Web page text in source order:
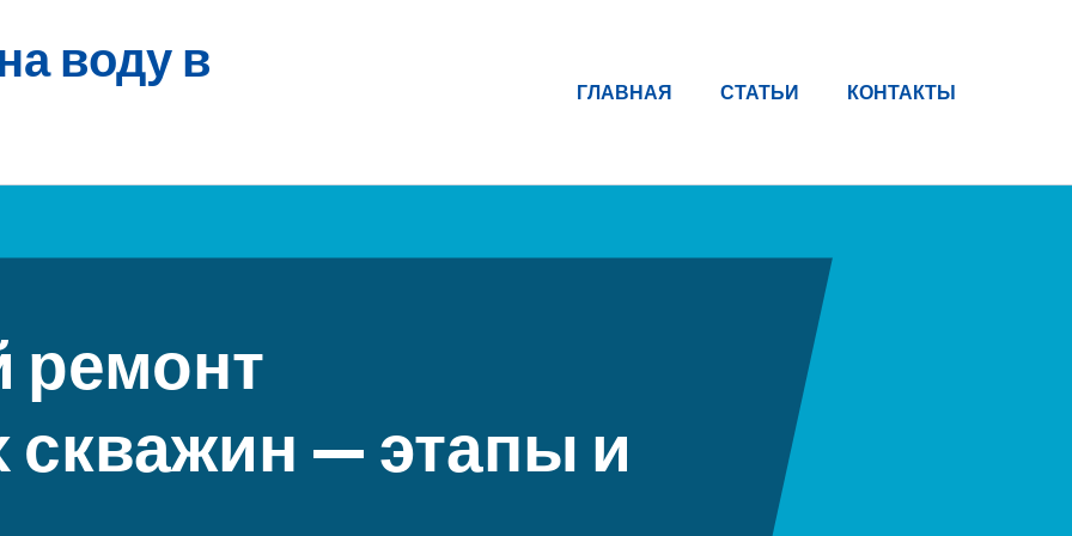
воду в
ГЛАВНАЯ СТАТЬИ КОНТАКТЫ
ремонт
скважин — этапы и